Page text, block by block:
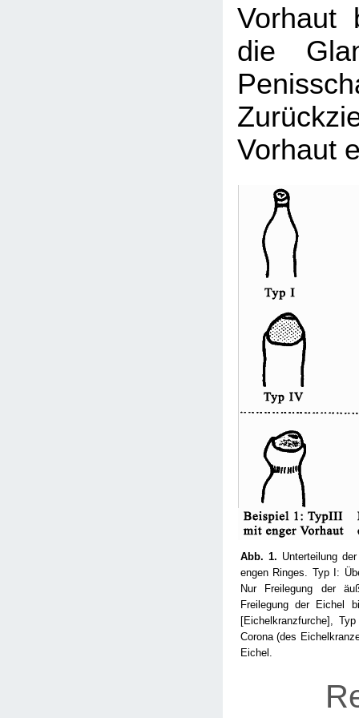
Vorhaut
die
Vorhaut
Abb. 1. Unterteilung
engen Ringes. Typ I:
Nur Freilegung der
Freilegung der Eichel
[Eichelkranzfurche],
Corona (des
Eichel.